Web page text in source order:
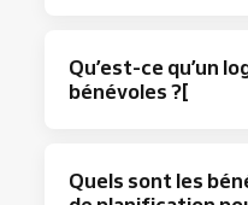
gratuit avec
et des
Vous cherchez plus
Qu’est-ce qu’un
bénévoles ?[
gérer les
Quels sont les